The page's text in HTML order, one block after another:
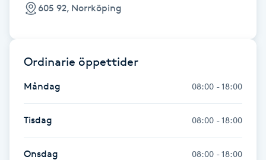
Fotmassage
Fotvård
Fransar
Fransborttagning
605 92, Norrköping
Ordinarie öppettider
Måndag 08:00 - 18:00
Tisdag 08:00 - 18:00
Onsdag 08:00 - 18:00